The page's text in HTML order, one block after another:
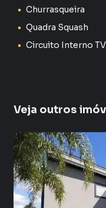
Churrasqueira
Quadra Squash
Circuito Interno TV
Veja outros